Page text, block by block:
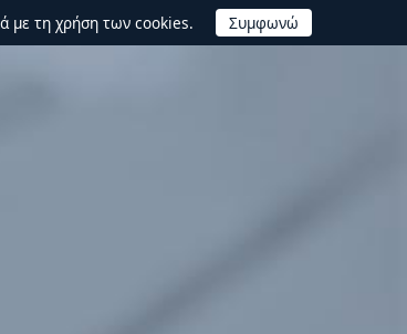
με τη χρήση των cookies.